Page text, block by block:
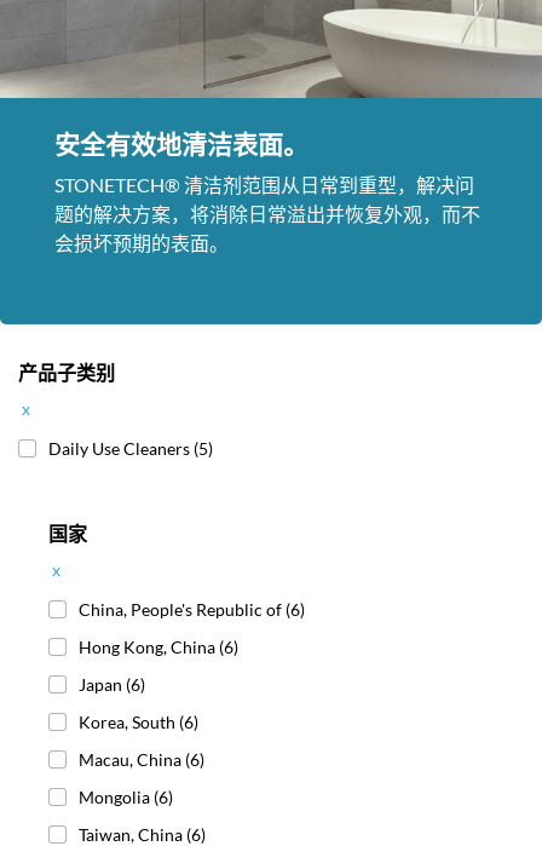
安全有效地清洁表面。
STONETECH® 清洁剂范围从日常到重型，解决问
题的解决方案，将消除日常溢出并恢复外观，而不
会损坏预期的表面。
产品子类别
x
Daily Use Cleaners (5)
国家
x
China, People's Republic of (6)
Hong Kong, China (6)
Japan (6)
Korea, South (6)
Macau, China (6)
Mongolia (6)
Taiwan, China (6)